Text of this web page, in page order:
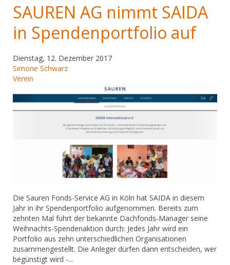
SAUREN AG nimmt SAIDA
in Spendenportfolio auf
Dienstag, 12. Dezember 2017
Simone Schwarz
Verein
Die Sauren Fonds-Service AG in Köln hat SAIDA in diesem
Jahr in ihr Spendenportfolio aufgenommen. Bereits zum
zehnten Mal führt der bekannte Dachfonds-Manager seine
Weihnachts-Spendenaktion durch: Jedes Jahr wird ein
Portfolio aus zehn unterschiedlichen Organisationen
zusammengestellt. Die Anleger dürfen dann entscheiden, wer
begünstigt wird -...